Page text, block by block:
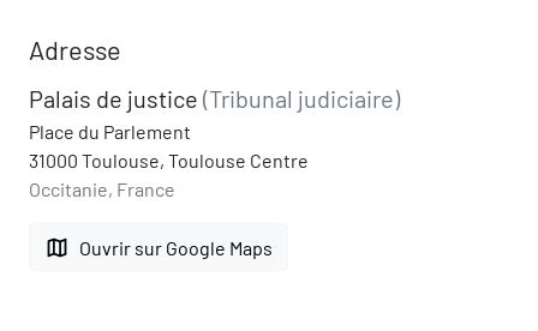
Adresse
Palais de justice (Tribunal judiciaire)
Place du Parlement
31000 Toulouse, Toulouse Centre
Occitanie, France
map Ouvrir sur Google Maps